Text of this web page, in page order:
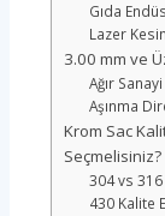
Gıda
Lazer
3.00 mm ve
Ağır
Aşınma
Krom Sac
Seçmelisiniz?
304 vs 316
430 Kalite